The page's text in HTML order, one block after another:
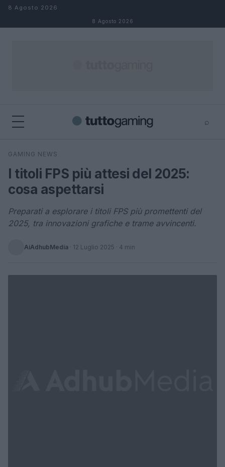
Salta al contenuto
8 Agosto 2026
8 Agosto 2026
⌕
Cerca
GAMING NEWS
I titoli FPS più attesi del 2025:
cosa aspettarsi
Preparati a esplorare i titoli FPS più promettenti del
2025, tra innovazioni grafiche e trame avvincenti.
AiAdhubMedia · 12 Luglio 2025 · 4 min